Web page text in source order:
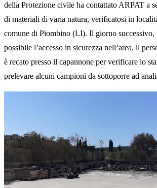
della Protezione civile ha contattato ARPAT a
di materiali di varia natura, verificatosi in
comune di Piombino (LI). Il giorno
possibile l’accesso in sicurezza nell’area, il
è recato presso il capannone per verificare lo
prelevare alcuni campioni da sottoporre ad